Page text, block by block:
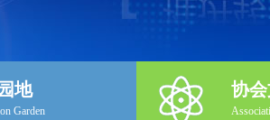
地
Garden
协